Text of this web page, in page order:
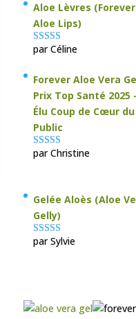
Aloe Lèvres (Forever
Aloe Lips)
Note5sur 5
par Céline
Forever Aloe Vera
Prix Top Santé 2025 -
Élu Coup de Cœur du
Public
Note5sur 5
par Christine
Gelée Aloès (Aloe
Gelly)
Note5sur 5
par Sylvie